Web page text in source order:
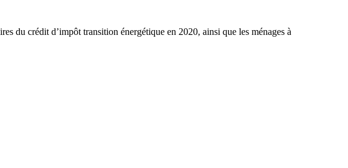
du crédit d’impôt transition énergétique en 2020, ainsi que les ménages à